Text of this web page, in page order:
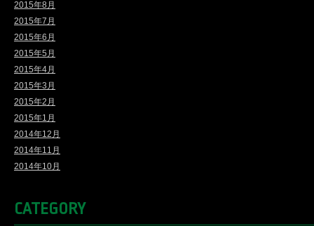
2015年8月
2015年7月
2015年6月
2015年5月
2015年4月
2015年3月
2015年2月
2015年1月
2014年12月
2014年11月
2014年10月
CATEGORY